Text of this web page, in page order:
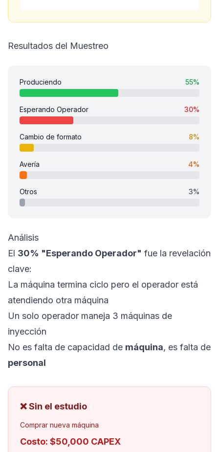
Resultados del Muestreo
Produciendo 55%
Esperando Operador 30%
Cambio de formato 8%
Avería 4%
Otros 3%
Análisis
El 30% "Esperando Operador" fue la revelación
clave:
La máquina termina ciclo pero el operador está
atendiendo otra máquina
Un solo operador maneja 3 máquinas de
inyección
No es falta de capacidad de máquina, es falta de
personal
❌ Sin el estudio
Comprar nueva máquina
Costo: $50,000 CAPEX